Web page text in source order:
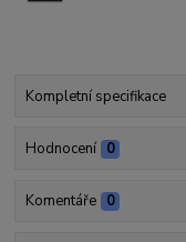
Kompletní specifikace
Hodnocení 0
Komentáře 0